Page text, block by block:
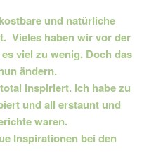
und natürliche
Vieles haben wir vor der
viel zu wenig. Doch das
ändern.
inspiriert. Ich habe zu
und all erstaunt und
waren.
Inspirationen bei den